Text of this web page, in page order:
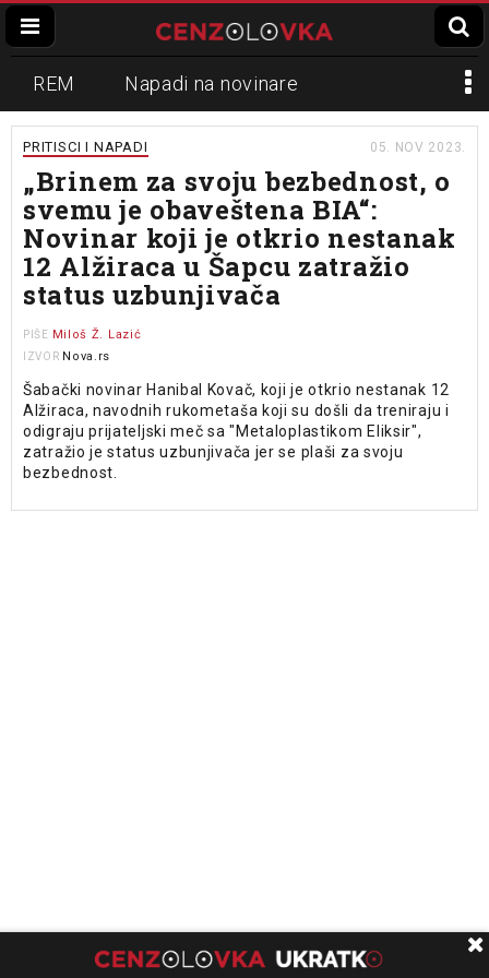
REM Napadi na novinare
Zvučni top
Propaganda Lokalni mediji
Informer Slavko Ćuruvija
PRITISCI I NAPADI 05. NOV 2023.
„Brinem za svoju bezbednost, o
svemu je obaveštena BIA“:
Novinar koji je otkrio nestanak
12 Alžiraca u Šapcu zatražio
status uzbunjivača
PIŠE Miloš Ž. Lazić
IZVOR Nova.rs
Šabački novinar Hanibal Kovač, koji je otkrio nestanak 12
Alžiraca, navodnih rukometaša koji su došli da treniraju i
odigraju prijateljski meč sa "Metaloplastikom Eliksir",
zatražio je status uzbunjivača jer se plaši za svoju
bezbednost.